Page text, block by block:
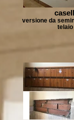
versione da